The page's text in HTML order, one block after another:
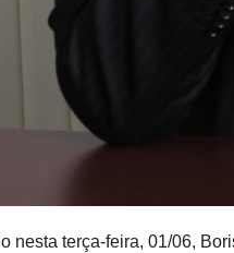
nesta terça-feira, 01/06,